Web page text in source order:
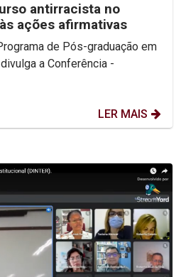
antirracista no
ações afirmativas
a Conferência -
LER MAIS